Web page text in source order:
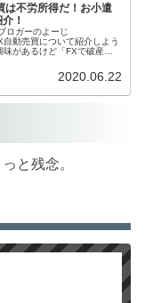
は不労所得だ！お小遣
！
ロガーのよーじ
動売買について紹介しよう
があるけど「FXで破産し
2020.06.22
と残念。